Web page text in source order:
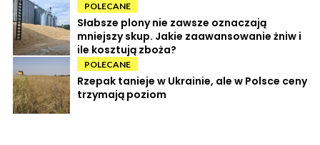
POLECANE
Słabsze plony nie zawsze oznaczają
mniejszy skup. Jakie zaawansowanie żniw i
ile kosztują zboża?
POLECANE
Rzepak tanieje w Ukrainie, ale w Polsce ceny
trzymają poziom